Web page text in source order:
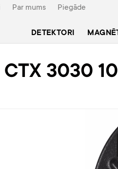
Par mums Piegāde
DETEKTORI
3030